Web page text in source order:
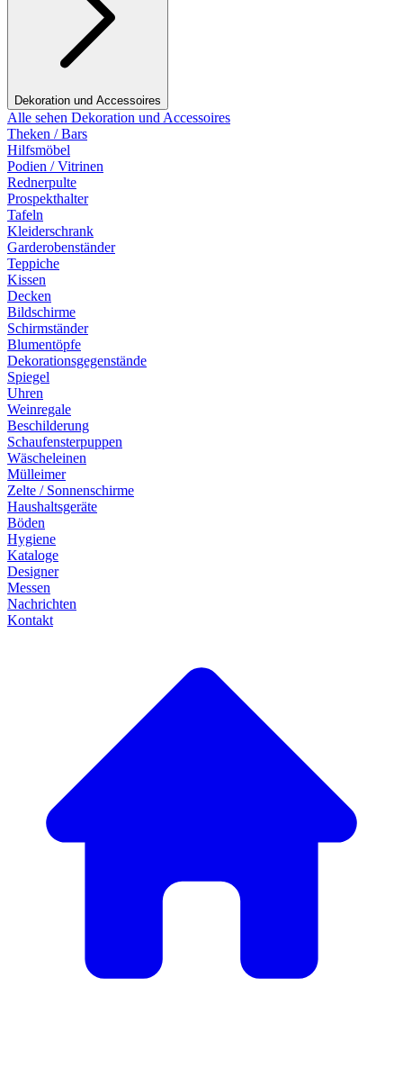
Dekoration und Accessoires
Alle sehen Dekoration und Accessoires
Theken / Bars
Hilfsmöbel
Podien / Vitrinen
Rednerpulte
Prospekthalter
Tafeln
Kleiderschrank
Garderobenständer
Teppiche
Kissen
Decken
Bildschirme
Schirmständer
Blumentöpfe
Dekorationsgegenstände
Spiegel
Uhren
Weinregale
Beschilderung
Schaufensterpuppen
Wäscheleinen
Mülleimer
Zelte / Sonnenschirme
Haushaltsgeräte
Böden
Hygiene
Kataloge
Designer
Messen
Nachrichten
Kontakt